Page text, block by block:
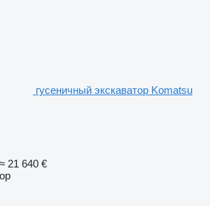
гусеничный экскаватор Komatsu
≈ 21 640 €